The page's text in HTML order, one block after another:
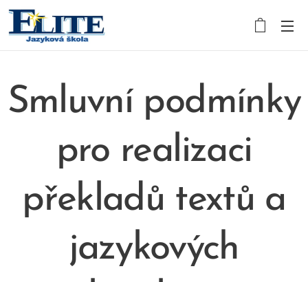
Smluvní podmínky
pro realizaci
překladů textů a
jazykových